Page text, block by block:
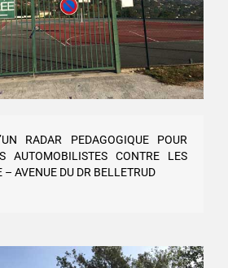
RADAR PEDAGOGIQUE POUR
AUTOMOBILISTES CONTRE LES
– AVENUE DU DR BELLETRUD